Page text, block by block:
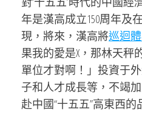
年是漢高成立150周年及
現，將來，漢高將巡迴
果我的愛是X，那林天秤
單位才對啊！」投資于
子和人才成長等，不竭
赴中國“十五五”高東西的